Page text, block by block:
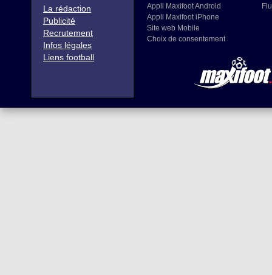
La rédaction
Publicité
Recrutement
Infos légales
Liens football
Appli Maxifoot Android
Appli Maxifoot iPhone
Site web Mobile
Choix de consentement